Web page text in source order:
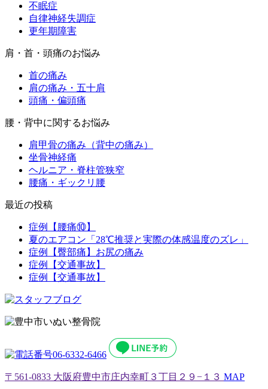
不眠症
自律神経失調症
更年期障害
肩・首・頭痛のお悩み
首の痛み
肩の痛み・五十肩
頭痛・偏頭痛
腰・背中に関するお悩み
肩甲骨の痛み（背中の痛み）
坐骨神経痛
ヘルニア・脊柱管狭窄
腰痛・ギックリ腰
最近の投稿
症例【腰痛⑩】
夏のエアコン「28℃推奨と実際の体感温度のズレ」
症例【臀部痛】お尻の痛み
症例【交通事故】
症例【交通事故】
〒561-0833 大阪府豊中市庄内幸町３丁目２９−１３ MAP